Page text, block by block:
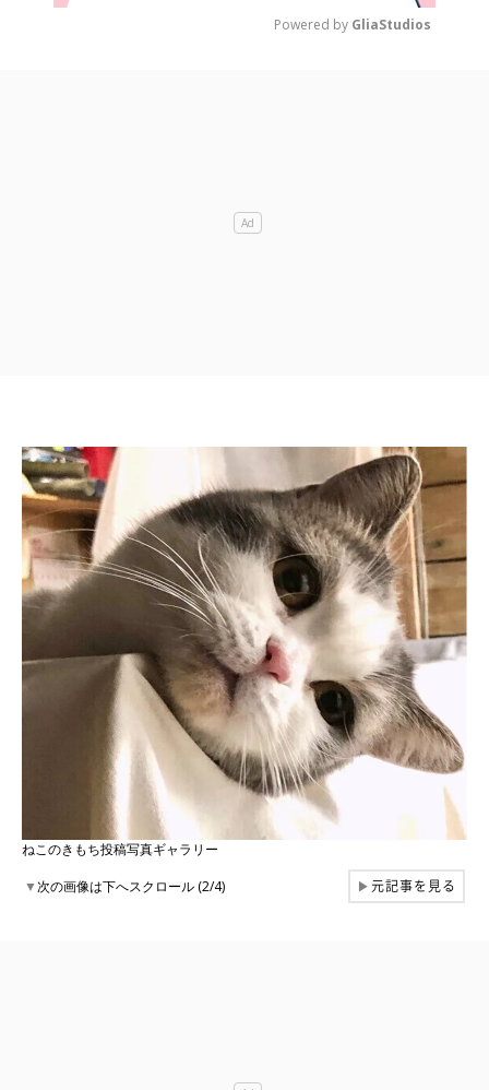
Powered by GliaStudios
ねこのきもち投稿写真ギャラリー
▼次の画像は下へスクロール (2/4) ▶元記事を見る